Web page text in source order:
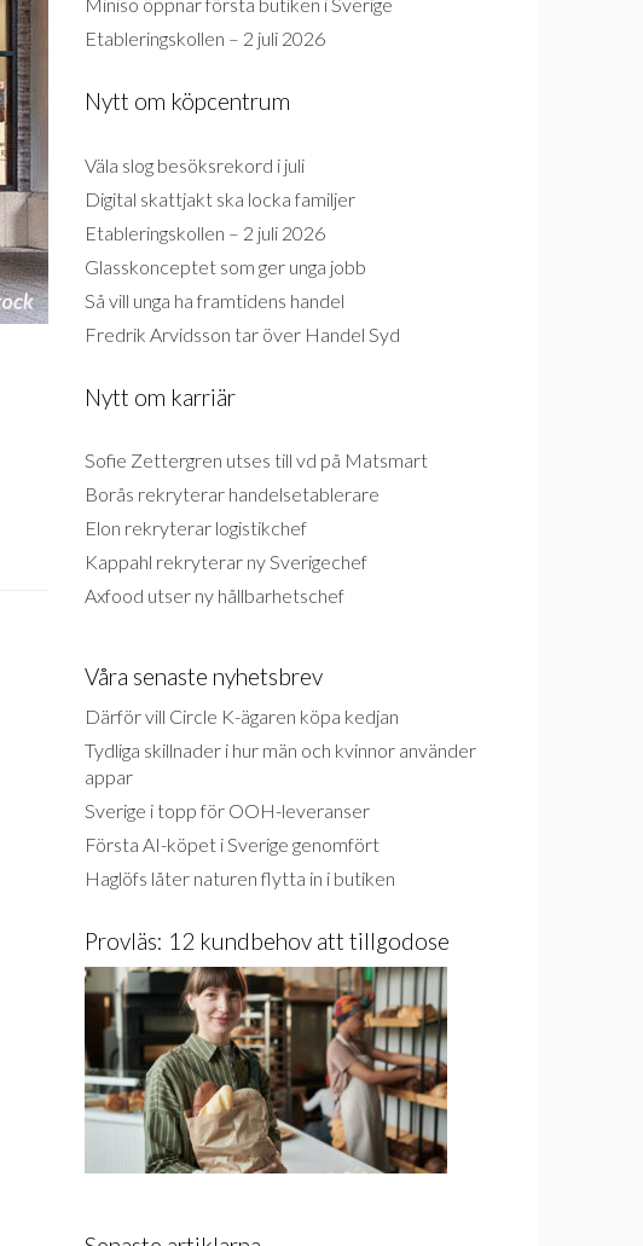
Etableringskollen – 2 juli 2026
Nytt om köpcentrum
Väla slog besöksrekord i juli
Digital skattjakt ska locka familjer
Etableringskollen – 2 juli 2026
Glasskonceptet som ger unga jobb
Så vill unga ha framtidens handel
Fredrik Arvidsson tar över Handel Syd
Nytt om karriär
Sofie Zettergren utses till vd på Matsmart
Borås rekryterar handelsetablerare
Elon rekryterar logistikchef
Kappahl rekryterar ny Sverigechef
Axfood utser ny hållbarhetschef
Våra senaste nyhetsbrev
Därför vill Circle K-ägaren köpa kedjan
Tydliga skillnader i hur män och kvinnor använder
appar
Sverige i topp för OOH-leveranser
Första AI-köpet i Sverige genomfört
Haglöfs låter naturen flytta in i butiken
Provläs: 12 kundbehov att tillgodose